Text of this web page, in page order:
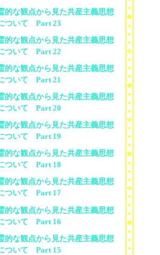
的な観点から見た共産主義思想
ついて Part 23
的な観点から見た共産主義思想
ついて Part 22
的な観点から見た共産主義思想
ついて Part 21
的な観点から見た共産主義思想
ついて Part 20
的な観点から見た共産主義思想
ついて Part 19
的な観点から見た共産主義思想
ついて Part 18
的な観点から見た共産主義思想
ついて Part 17
的な観点から見た共産主義思想
ついて Part 16
的な観点から見た共産主義思想
ついて Part 15